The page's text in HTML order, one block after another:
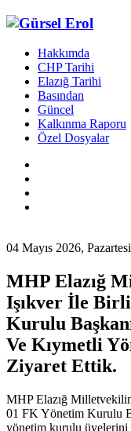
Hakkımda
CHP Tarihi
Elazığ Tarihi
Basından
Güncel
Kalkınma Raporu
Özel Dosyalar
04 Mayıs 2026, Pazartesi
MHP Elazığ
Işıkver İle
Kurulu
Ve Kıymetli
Ziyaret Ettik.
MHP Elazığ
01 FK Yönetim Kurulu
yönetim kurulu üyelerini